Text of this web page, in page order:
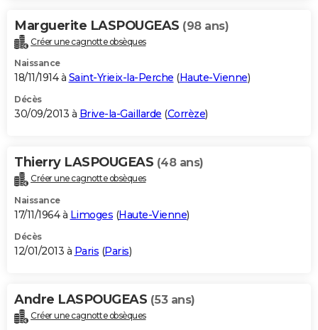
Marguerite LASPOUGEAS (98 ans)
Créer une cagnotte obsèques
Naissance
18/11/1914 à Saint-Yrieix-la-Perche (Haute-Vienne)
Décès
30/09/2013 à Brive-la-Gaillarde (Corrèze)
Thierry LASPOUGEAS (48 ans)
Créer une cagnotte obsèques
Naissance
17/11/1964 à Limoges (Haute-Vienne)
Décès
12/01/2013 à Paris (Paris)
Andre LASPOUGEAS (53 ans)
Créer une cagnotte obsèques